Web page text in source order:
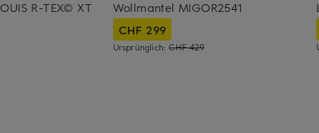
R-TEX© XT
Wollmantel MIGOR2541
CHF 299
Ursprünglich:CHF 429